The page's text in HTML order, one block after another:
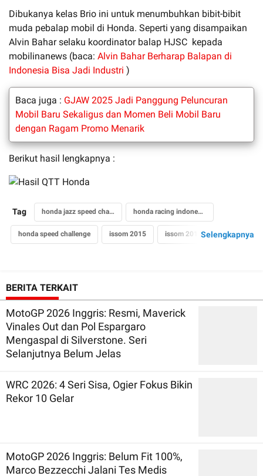
Dibukanya kelas Brio ini untuk menumbuhkan bibit-bibit
muda pebalap mobil di Honda. Seperti yang disampaikan
Alvin Bahar selaku koordinator balap HJSC kepada
mobilinanews (baca: Alvin Bahar Berharap Balapan di
Indonesia Bisa Jadi Industri )
Baca juga : GJAW 2025 Jadi Panggung Peluncuran
Mobil Baru Sekaligus dan Momen Beli Mobil Baru
dengan Ragam Promo Menarik
Berikut hasil lengkapnya :
Tag honda jazz speed challenge honda racing indonesia
honda speed challenge issom 2015 issom 2015Selengkapnya
BERITA TERKAIT
MotoGP 2026 Inggris: Resmi, Maverick
Vinales Out dan Pol Espargaro
Mengaspal di Silverstone. Seri
Selanjutnya Belum Jelas
WRC 2026: 4 Seri Sisa, Ogier Fokus Bikin
Rekor 10 Gelar
MotoGP 2026 Inggris: Belum Fit 100%,
Marco Bezzecchi Jalani Tes Medis